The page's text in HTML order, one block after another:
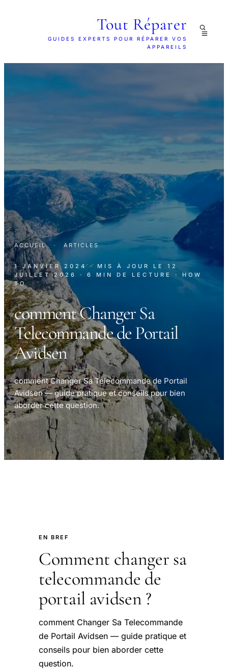
Tout Réparer
GUIDES EXPERTS POUR RÉPARER VOS
APPAREILS
ACCUEIL · ARTICLES
1 JANVIER 2024 · MIS À JOUR LE 12
JUILLET 2026
· 6 MIN DE LECTURE
· HOW
TO
comment Changer Sa
Telecommande de Portail
Avidsen
comment Changer Sa Telecommande de Portail
Avidsen — guide pratique et conseils pour bien
aborder cette question.
EN BREF
Comment changer sa
telecommande de
portail avidsen ?
comment Changer Sa Telecommande
de Portail Avidsen — guide pratique et
conseils pour bien aborder cette
question.